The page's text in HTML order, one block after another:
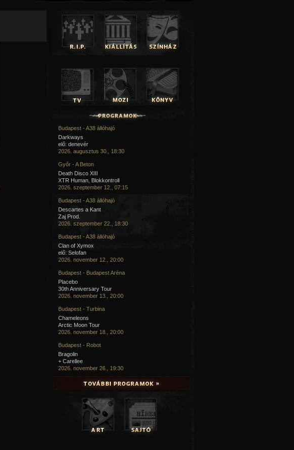
Budapest - A38 állóhajó
Darkways
elő: denevér
2026. augusztus 30., 18:30
Győr - A Beton
Death Disco XIII
XTR Human, Blokkontroll
2026. szeptember 12., 07:15
Budapest - A38 állóhajó
Descartes a Kant
Zaj Prod.
2026. szeptember 22., 18:30
Budapest - A38 állóhajó
Clan of Xymox
elő: Selofan
2026. november 12., 20:00
Budapest - Budapest Aréna
Placebo
30th Anniversary Tour
2026. november 13., 20:00
Budapest - Turbina
Chameleons
Arctic Moon Tour
2026. november 18., 20:00
Budapest - Robot
Bragolin
+ Carellee
2026. november 26., 19:30